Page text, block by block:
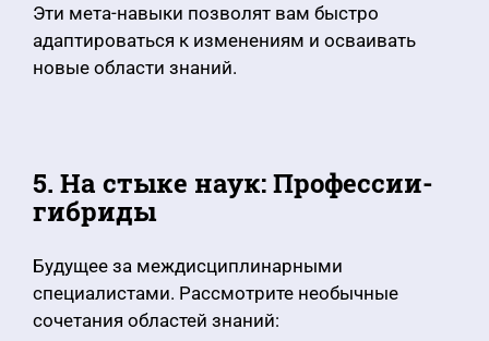
Эти мета-навыки позволят вам быстро
адаптироваться к изменениям и осваивать
новые области знаний.
5. На стыке наук: Профессии-
гибриды
Будущее за междисциплинарными
специалистами. Рассмотрите необычные
сочетания областей знаний: